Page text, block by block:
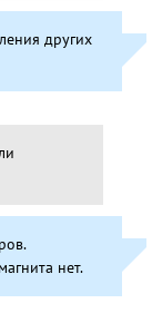
других
нет.